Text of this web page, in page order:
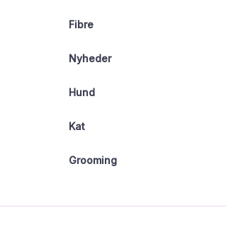
Fibre
Nyheder
Hund
Kat
Grooming